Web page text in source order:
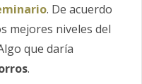
. De acuerdo
mejores niveles del
que daría
.